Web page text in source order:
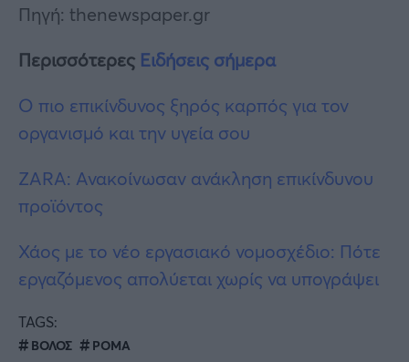
Πηγή: thenewspaper.gr
Περισσότερες Ειδήσεις σήμερα
Ο πιο επικίνδυνος ξηρός καρπός για τον
οργανισμό και την υγεία σου
ZARA: Ανακοίνωσαν ανάκληση επικίνδυνου
προϊόντος
Χάος με το νέο εργασιακό νομοσχέδιο: Πότε
εργαζόμενος απολύεται χωρίς να υπογράψει
TAGS:
ΒΟΛΟΣ ΡΟΜΑ